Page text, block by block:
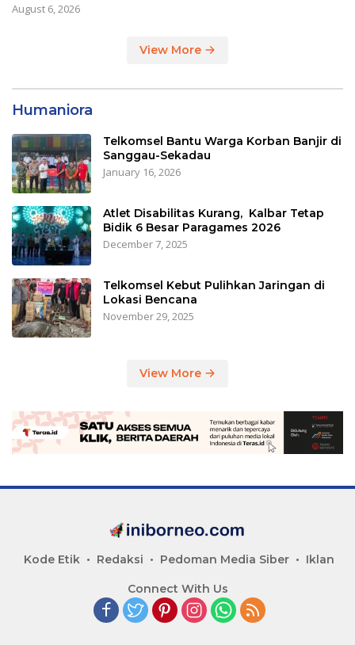
August 6, 2026
View More
Humaniora
Telkomsel Bantu Warga Korban Banjir di
Sanggau-Sekadau
January 16, 2026
Atlet Disabilitas Kurang, Kalbar Tetap
Bidik 6 Besar Paragames 2026
December 7, 2025
Telkomsel Kebut Pulihkan Jaringan di
Lokasi Bencana
November 29, 2025
View More
Kode Etik Redaksi Pedoman Media Siber Iklan
Connect With Us